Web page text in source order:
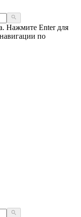
Нажмите Enter для
по